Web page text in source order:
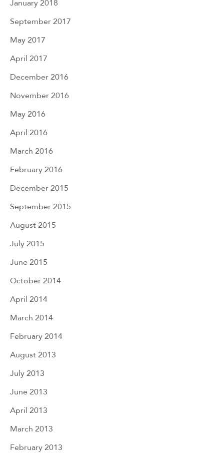
January 2018
September 2017
May 2017
April 2017
December 2016
November 2016
May 2016
April 2016
March 2016
February 2016
December 2015
September 2015
August 2015
July 2015
June 2015
October 2014
April 2014
March 2014
February 2014
August 2013
July 2013
June 2013
April 2013
March 2013
February 2013